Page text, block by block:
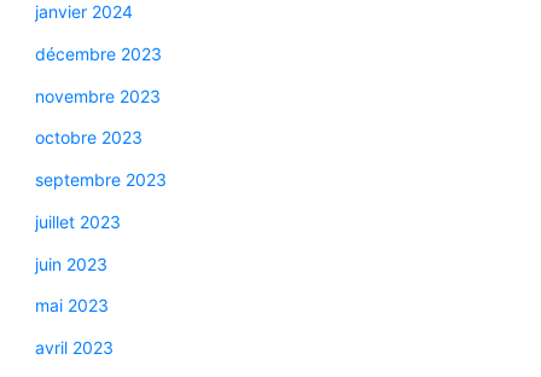
janvier 2024
décembre 2023
novembre 2023
octobre 2023
septembre 2023
juillet 2023
juin 2023
mai 2023
avril 2023